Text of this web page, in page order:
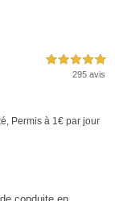
5,0 étoiles sur 5
295 avis
Permis à 1€ par jour